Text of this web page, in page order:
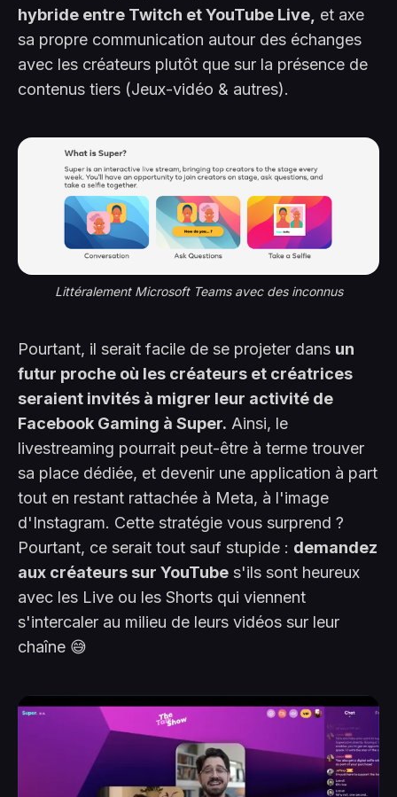
hybride entre Twitch et YouTube Live, et axe
sa propre communication autour des échanges
avec les créateurs plutôt que sur la présence de
contenus tiers (Jeux-vidéo & autres).
Littéralement Microsoft Teams avec des inconnus
Pourtant, il serait facile de se projeter dans un
futur proche où les créateurs et créatrices
seraient invités à migrer leur activité de
Facebook Gaming à Super. Ainsi, le
livestreaming pourrait peut-être à terme trouver
sa place dédiée, et devenir une application à part
tout en restant rattachée à Meta, à l'image
d'Instagram. Cette stratégie vous surprend ?
Pourtant, ce serait tout sauf stupide : demandez
aux créateurs sur YouTube s'ils sont heureux
avec les Live ou les Shorts qui viennent
s'intercaler au milieu de leurs vidéos sur leur
chaîne 😅